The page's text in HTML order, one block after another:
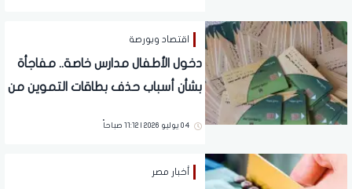
اقتصاد وبورصة
دخول الأطفال مدارس خاصة.. مفاجأة
بشأن أسباب حذف بطاقات التموين من
04 يوليو 2026 | 11:12 صباحاً
أخبار مصر